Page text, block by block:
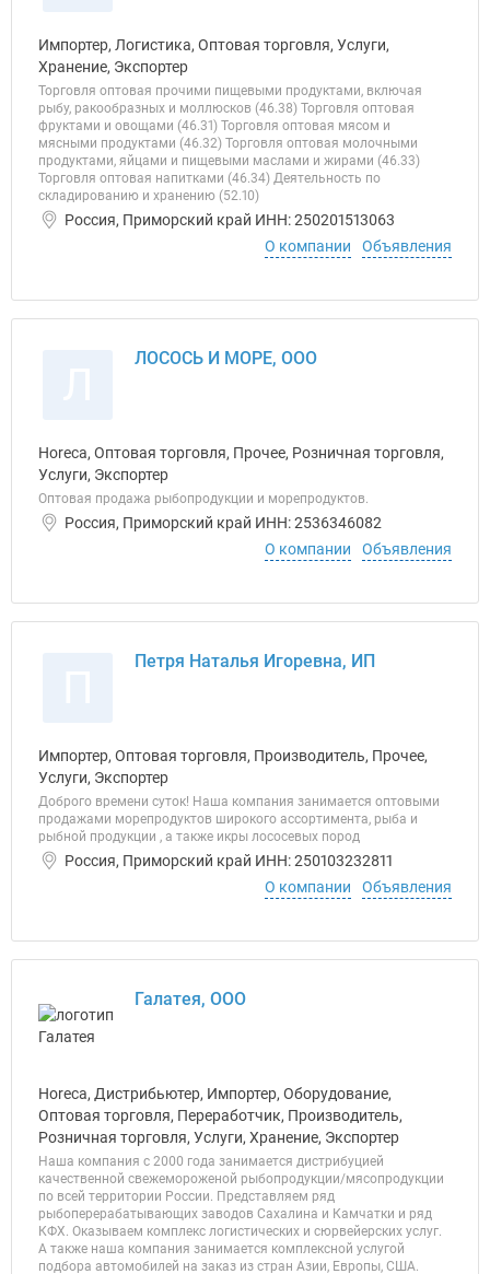
Импортер, Логистика, Оптовая торговля, Услуги,
Хранение, Экспортер
Торговля оптовая прочими пищевыми продуктами, включая
рыбу, ракообразных и моллюсков (46.38) Торговля оптовая
фруктами и овощами (46.31) Торговля оптовая мясом и
мясными продуктами (46.32) Торговля оптовая молочными
продуктами, яйцами и пищевыми маслами и жирами (46.33)
Торговля оптовая напитками (46.34) Деятельность по
складированию и хранению (52.10)
Россия, Приморский край ИНН: 250201513063
О компании
Объявления
ЛОСОСЬ И МОРЕ, ООО
Horeca, Оптовая торговля, Прочее, Розничная торговля,
Услуги, Экспортер
Оптовая продажа рыбопродукции и морепродуктов.
Россия, Приморский край ИНН: 2536346082
О компании
Объявления
Петря Наталья Игоревна, ИП
Импортер, Оптовая торговля, Производитель, Прочее,
Услуги, Экспортер
Доброго времени суток! Наша компания занимается оптовыми
продажами морепродуктов широкого ассортимента, рыба и
рыбной продукции , а также икры лососевых пород
Россия, Приморский край ИНН: 250103232811
О компании
Объявления
Галатея, ООО
Horeca, Дистрибьютер, Импортер, Оборудование,
Оптовая торговля, Переработчик, Производитель,
Розничная торговля, Услуги, Хранение, Экспортер
Наша компания с 2000 года занимается дистрибуцией
качественной свежемороженой рыбопродукции/мясопродукции
по всей территории России. Представляем ряд
рыбоперерабатывающих заводов Сахалина и Камчатки и ряд
КФХ. Оказываем комплекс логистических и сюрвейерских услуг.
А также наша компания занимается комплексной услугой
подбора автомобилей на заказ из стран Азии, Европы, США.